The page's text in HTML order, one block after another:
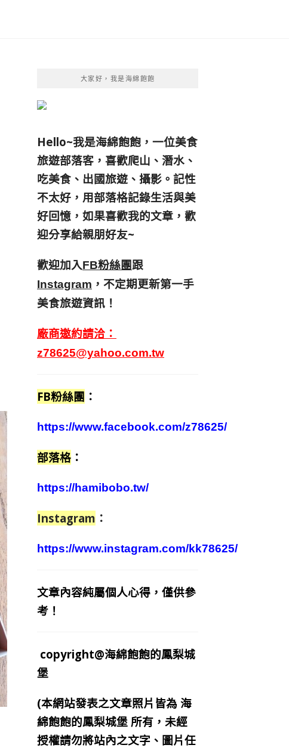
大家好，我是海綿飽飽
Hello~我是海綿飽飽，一位美食
旅遊部落客， 喜歡爬山、潛水、
吃美食、出國旅遊、攝影。 記性
不太好，用部落格記錄生活與美
好回憶， 如果喜歡我的文章，歡
迎分享給親朋好友~
歡迎加入FB粉絲團跟
Instagram ，不定期更新第一手
美食旅遊資訊！
廠商邀約請洽：
z78625@yahoo.com.tw
FB粉絲團 ：
https://www.facebook.com/z78625/
部落格 ：
https://hamibobo.tw/
Instagram ：
https://www.instagram.com/kk78625/
文章內容純屬個人心得，僅供參
考！
copyright@海綿飽飽的鳳梨城
堡
(本網站發表之文章照片皆為 海
綿飽飽的鳳梨城堡 所有，未經
授權請勿將站內之文字、圖片任